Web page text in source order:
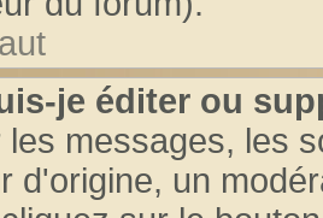
je éditer ou
les messages, les
d'origine, un